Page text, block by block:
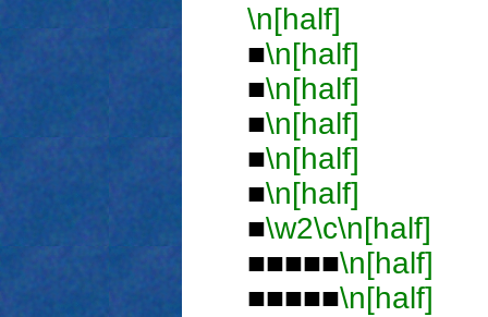
\n[half]
■\n[half]
■\n[half]
■\n[half]
■\n[half]
■\n[half]
■\w2\c\n[half]
■■■■■\n[half]
■■■■■\n[half]